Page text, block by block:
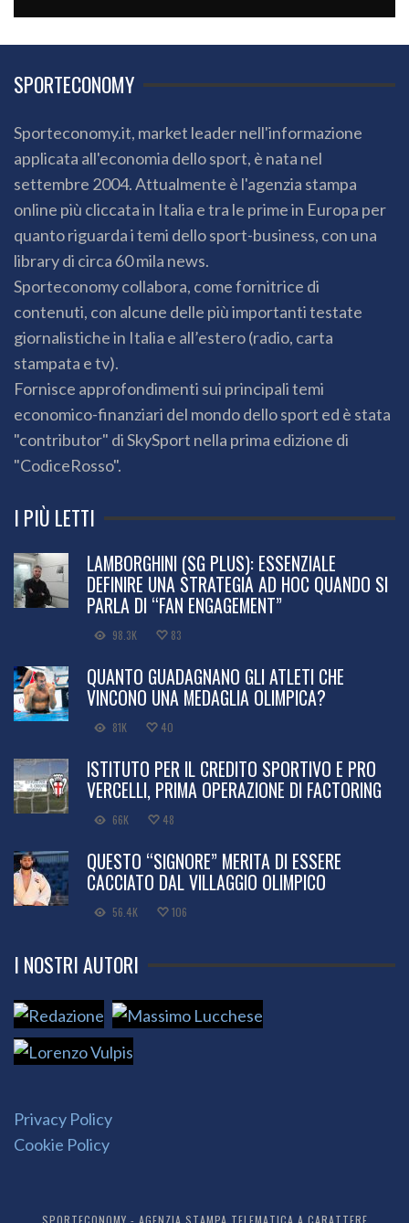
SPORTECONOMY
Sporteconomy.it, market leader nell'informazione
applicata all'economia dello sport, è nata nel
settembre 2004. Attualmente è l'agenzia stampa
online più cliccata in Italia e tra le prime in Europa per
quanto riguarda i temi dello sport-business, con una
library di circa 60 mila news.
Sporteconomy collabora, come fornitrice di
contenuti, con alcune delle più importanti testate
giornalistiche in Italia e all’estero (radio, carta
stampata e tv).
Fornisce approfondimenti sui principali temi
economico-finanziari del mondo dello sport ed è stata
"contributor" di SkySport nella prima edizione di
"CodiceRosso".
I PIÙ LETTI
LAMBORGHINI (SG PLUS): ESSENZIALE
DEFINIRE UNA STRATEGIA AD HOC QUANDO SI
PARLA DI “FAN ENGAGEMENT”
98.3K 83
QUANTO GUADAGNANO GLI ATLETI CHE
VINCONO UNA MEDAGLIA OLIMPICA?
81K 40
ISTITUTO PER IL CREDITO SPORTIVO E PRO
VERCELLI, PRIMA OPERAZIONE DI FACTORING
66K 48
QUESTO “SIGNORE” MERITA DI ESSERE
CACCIATO DAL VILLAGGIO OLIMPICO
56.4K 106
I NOSTRI AUTORI
Privacy Policy
Cookie Policy
SPORTECONOMY - AGENZIA STAMPA TELEMATICA A CARATTERE